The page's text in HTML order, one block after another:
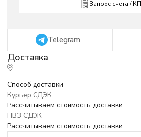
Запрос счёта / КП
Telegram
Способ доставки
Курьер СДЭК
Рассчитываем стоимость доставки...
ПВЗ СДЭК
Рассчитываем стоимость доставки...